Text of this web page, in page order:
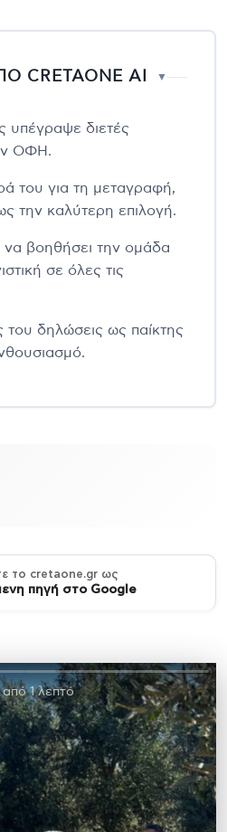
CRETAONE AI ▼
υπέγραψε διετές
ΟΦΗ.
του για τη μεταγραφή,
την καλύτερη επιλογή.
να βοηθήσει την ομάδα
σε όλες τις
του δηλώσεις ως παίκτης
το cretaone.gr ως
πηγή στο Google
από 1 λεπτό